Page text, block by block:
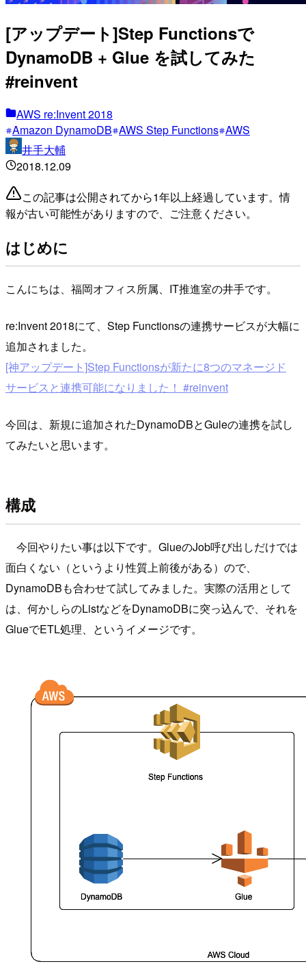
[アップデート]Step Functionsで
DynamoDB + Glue を試してみた
#reinvent
AWS re:Invent 2018
Amazon DynamoDB AWS Step Functions AWS
井手大輔
2018.12.09
この記事は公開されてから1年以上経過しています。情
報が古い可能性がありますので、ご注意ください。
はじめに
こんにちは、福岡オフィス所属、IT推進室の井手です。
re:Invent 2018にて、Step Functionsの連携サービスが大幅に
追加されました。
[神アップデート]Step Functionsが新たに8つのマネージド
サービスと連携可能になりました！ #reinvent
今回は、新規に追加されたDynamoDBとGuleの連携を試し
てみたいと思います。
構成
今回やりたい事は以下です。GlueのJob呼び出しだけでは
面白くない（というより性質上前後がある）ので、
DynamoDBも合わせて試してみました。実際の活用として
は、何かしらのListなどをDynamoDBに突っ込んで、それを
GlueでETL処理、というイメージです。